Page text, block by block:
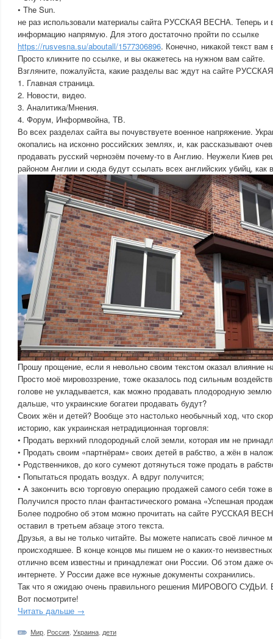
• The Sun.
не раз использовали материалы сайта РУССКАЯ ВЕСНА. Теперь и
информацию напрямую. Для этого достаточно пройти по ссылке
https://rusvesna.su/aboutall/1577306896. Конечно, никакой текст
Просто кликните по ссылке, и вы окажетесь на нужном вам сайте.
Взгляните, пожалуйста, какие разделы вас ждут на сайте
1. Главная страница.
2. Новости, видео.
3. Аналитика/Мнения.
4. Форум, Информвойна, ТВ.
Во всех разделах сайта вы почувствуете военное напряжение.
окопались на исконно российских землях, и, как рассказывают
продавать русский чернозём почему-то в Англию. Неужели Киев
районом Англии и сюда будут ссылать всех английских убийц, как
Прошу прощение, если я невольно своим текстом оказал влияние
Просто моё мировоззрение, тоже оказалось под сильным
голове не укладывается, как можно продавать плодородную
дальше, что украинские богатеи продавать будут?
Своих жён и детей? Вообще это настолько необычный ход, что
историю, как украинская нетрадиционная торговля:
• Продать верхний плодородный слой земли, которая им не
• Продать своим «партнёрам» своих детей в рабство, а жён в
• Родственников, до кого сумеют дотянуться тоже продать в
• Попытаться продать воздух. А вдруг получится;
• А закончить всю торговую операцию продажей самого себя тоже
Получился просто план фантастического романа «Успешная
Более подробно об этом можно прочитать на сайте РУССКАЯ
оставил в третьем абзаце этого текста.
Друзья, а вы не только читайте. Вы можете написать своё личное
происходяшее. В конце концов мы пишем не о каких-то
отлично всем известны и принадлежат они России. Об этом даже
интернете. У России даже все нужные документы сохранились.
Так что я ожидаю очень правильного решения МИРОВОГО СУДЬИ.
Вот посмотрите!
Читать дальше →
Мир Россия Украина дети